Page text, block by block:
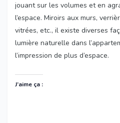
jouant sur les volumes et en
l’espace. Miroirs aux murs,
vitrées, etc., il existe diverses
lumière naturelle dans
l’impression de plus d’espace.
J’aime ça :